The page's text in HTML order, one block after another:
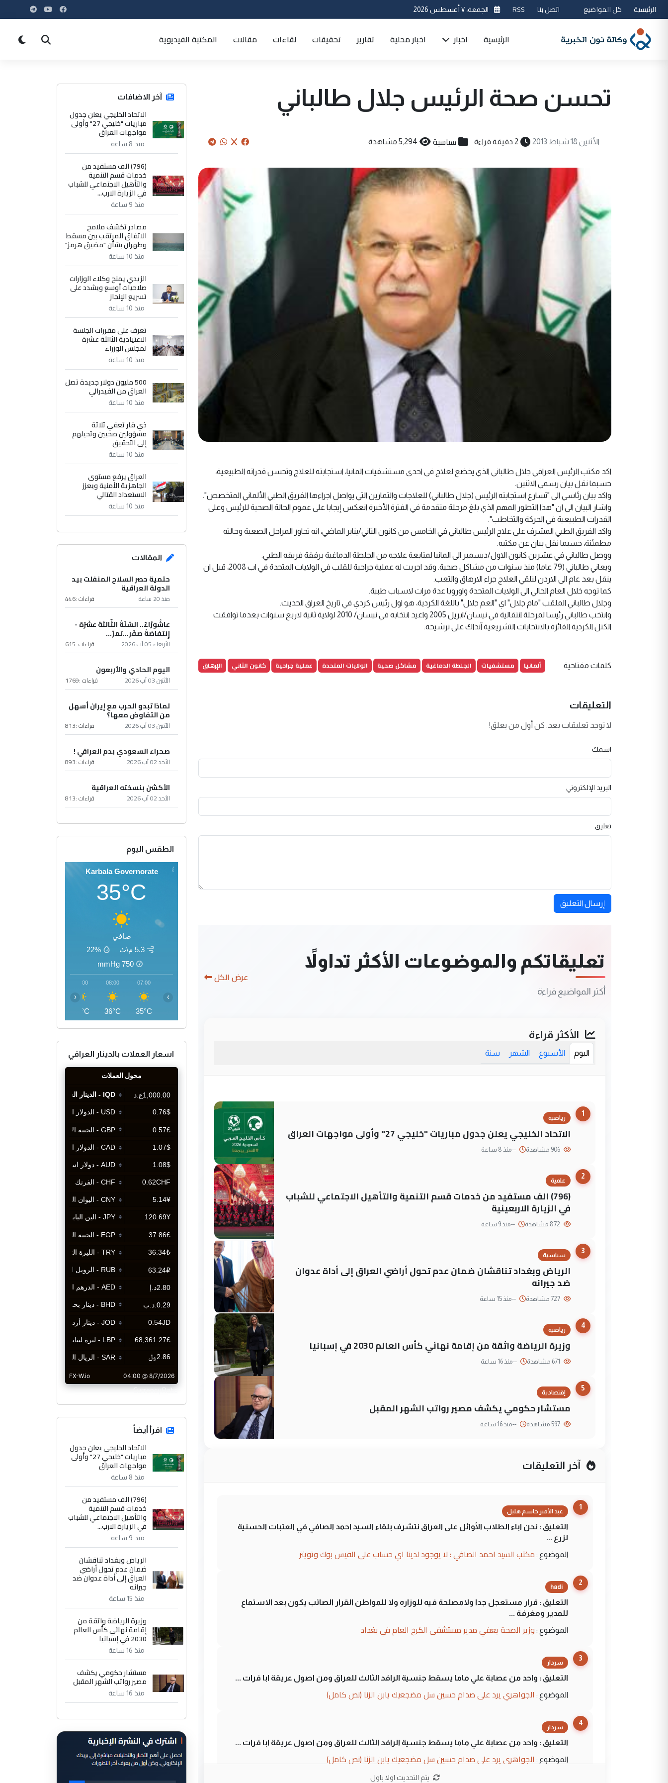
الرئيسية كل المواضيع اتصل بنا RSS الجمعة، ٧ أغسطس 2026
الرئيسية اخبار اخبار محلية تقارير تحقيقات لقاءات مقالات المكتبة الفيديوية
تحسن صحة الرئيس جلال طالباني
الأثنين 18 شباط 2013 2 دقيقة قراءة سياسية 5,294 مشاهدة
اكد مكتب الرئيس العراقي جلال طالباني الذي يخضع لعلاج في احدى مستشفيات المانيا، استجابته للعلاج وتحسن قدراته الطبيعية،
حسبما نقل بيان رسمي الاثنين.
واكد بيان رئاسي الى "تسارع استجابته الرئيس (جلال طالباني) للعلاجات والتمارين التي يواصل اجراءها الفريق الطبي الألماني المتخصص".
واشار البيان الى ان "هذا التطور المهم الذي بلغ مرحلة متقدمة في الفترة الأخيرة انعكس إيجابا على عموم الحالة الصحية للرئيس وعلى
القدرات الطبيعية في الحركة والتخاطب".
واكد الفريق الطبي المشرف على علاج الرئيس طالباني في الخامس من كانون الثاني/يناير الماضي، انه تجاوز المراحل الصعبة وحالته
مطمئنة، حسبما نقل بيان عن مكتبه.
ووصل طالباني في عشرين كانون الاول/ديسمبر الى المانيا لمتابعة علاجه من الجلطة الدماغية برفقة فريقه الطبي.
ويعاني طالباني (79 عاما) منذ سنوات من مشاكل صحية. وقد اجريت له عملية جراحية للقلب في الولايات المتحدة في اب 2008، قبل ان
ينقل بعد عام الى الاردن لتلقي العلاج جراء الارهاق والتعب.
كما توجه خلال العام الحالي الى الولايات المتحدة واوروبا عدة مرات لاسباب طبية.
وجلال طالباني الملقب "مام جلال" اي "العم جلال" باللغة الكردية، هو اول رئيس كردي في تاريخ العراق الحديث.
وانتخب طالباني رئيسا لمرحلة انتقالية في نيسان/ابريل 2005 واعيد انتخابه في نيسان/ 2010 لولاية ثانية لاربع سنوات بعدما توافقت
الكتل الكردية الفائزة بالانتخابات التشريعية آنذاك على ترشيحه.
كلمات مفتاحية ألمانيا مستشفيات الجلطة الدماغية مشاكل صحية الولايات المتحدة عملية جراحية كانون الثاني الإرهاق
التعليقات
لا توجد تعليقات بعد. كن أول من يعلق!
اسمك
البريد الإلكتروني
تعليق
إرسال التعليق
تعليقاتكم والموضوعات الأكثر تداولاً
أكثر المواضيع قراءة
عرض الكل
الأكثر قراءة
اليوم الأسبوع الشهر سنة
1
رياضية
الاتحاد الخليجي يعلن جدول مباريات "خليجي 27" وأولى مواجهات العراق
--منذ 8 ساعة
2
علمية
(796) الف مستفيد من خدمات قسم التنمية والتأهيل الاجتماعي للشباب
في الزيارة الاربعينية
--منذ 9 ساعة
3
سياسية
الرياض وبغداد تناقشان ضمان عدم تحول أراضي العراق إلى أداة عدوان
ضد جيرانه
--منذ 15 ساعة
4
رياضية
وزيرة الرياضة واثقة من إقامة نهائي كأس العالم 2030 في إسبانيا
--منذ 16 ساعة
5
إقتصادية
مستشار حكومي يكشف مصير رواتب الشهر المقبل
--منذ 16 ساعة
آخر التعليقات
1
عبد الأمير جاسم هليل
التعليق : نحن اباء الطلاب الأوائل على العراق نتشرف بلقاء السيد احمد الصافي في العتبات الحسنية
لزرع ...
الموضوع : مكتب السيد احمد الصافي : لا يوجود لدينا اي حساب على الفيس بوك وتويتر
2
hadi
التعليق : قرار مستعجل جدا ولامصلحة فيه للوزاره ولا للمواطن القرار الصائب يكون بعد الاستماع
للمدير ومغرفة ...
الموضوع : وزير الصحة يعفي مدير مستشفى الكرخ العام في بغداد
3
سردار
التعليق : واحد من عصابة علي ماما يسقط جنسية الرافد الثالث للعراق ومن اصول عريقة ابا فرات ...
الموضوع : الجواهري يرد على صدام حسين سل مضجعيك يابن الزنا (نص كامل)
4
سردار
التعليق : واحد من عصابة علي ماما يسقط جنسية الرافد الثالث للعراق ومن اصول عريقة ابا فرات ...
الموضوع : الجواهري يرد على صدام حسين سل مضجعيك يابن الزنا (نص كامل)
يتم التحديث اولا باول
آخر الاضافات
الاتحاد الخليجي يعلن جدول
مباريات "خليجي 27" وأولى
مواجهات العراق
منذ 8 ساعة
(796) الف مستفيد من
خدمات قسم التنمية
والتأهيل الاجتماعي للشباب
في الزيارة الارب...
منذ 9 ساعة
مصادر تكشف ملامح
الاتفاق المرتقب بين مسقط
وطهران بشأن "مضيق هرمز"
منذ 10 ساعة
الزيدي يمنح وكلاء الوزارات
صلاحيات أوسع ويشدد على
تسريع الإنجاز
منذ 10 ساعة
تعرف على مقررات الجلسة
الاعتيادية الثالثة عشرة
لمجلس الوزراء
منذ 10 ساعة
500 مليون دولار جديدة تصل
العراق من الفيدرالي
منذ 10 ساعة
ذي قار تعفي ثلاثة
مسؤولين صحيين وتحيلهم
إلى التحقيق
منذ 10 ساعة
العراق يرفع مستوى
الجاهزية الأمنية ويعزز
الاستعداد القتالي
منذ 10 ساعة
المقالات
حتمية حصر السلاح المنفلت بيد
الدولة العراقية
منذ 20 ساعة قراءات :446
عاشُورْاءُ.. السّنَةُ الثّالثةَ عشَرَة -
إِنتفاضةُ صفَر…تمرّ...
الأربعاء 05 آب 2026 قراءات :615
اليوم الحادي والأربعون
الأثنين 03 آب 2026 قراءات :1769
لماذا تبدو الحرب مع إيران أسهل
من التفاوض معها؟
الأثنين 03 آب 2026 قراءات :813
صحراء السعودي بدم العراقي !
الأحد 02 آب 2026 قراءات :893
الأكشن بنسخته العراقية
الأحد 02 آب 2026 قراءات :813
الطقس اليوم
Karbala Governorate
35°C
صافي
5.3 م\ث
22%
750
mmHg
07:00
35°C
08:00
36°C
09:00
39°C
‹ ›
اسعار العملات بالدينار العراقي
CurrencyRate
اقرأ أيضاً
الاتحاد الخليجي يعلن جدول
مباريات "خليجي 27" وأولى
مواجهات العراق
منذ 8 ساعة
(796) الف مستفيد من
خدمات قسم التنمية
والتأهيل الاجتماعي للشباب
في الزيارة الارب...
منذ 9 ساعة
الرياض وبغداد تناقشان
ضمان عدم تحول أراضي
العراق إلى أداة عدوان ضد
جيرانه
منذ 15 ساعة
وزيرة الرياضة واثقة من
إقامة نهائي كأس العالم
2030 في إسبانيا
منذ 16 ساعة
مستشار حكومي يكشف
مصير رواتب الشهر المقبل
منذ 16 ساعة